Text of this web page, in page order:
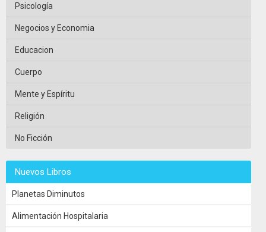
Psicología
Negocios y Economia
Educacion
Cuerpo
Mente y Espíritu
Religión
No Ficción
Nuevos Libros
Planetas Diminutos
Alimentación Hospitalaria